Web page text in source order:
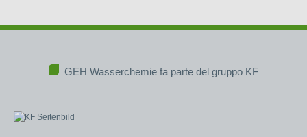
GEH Wasserchemie fa parte del gruppo KF